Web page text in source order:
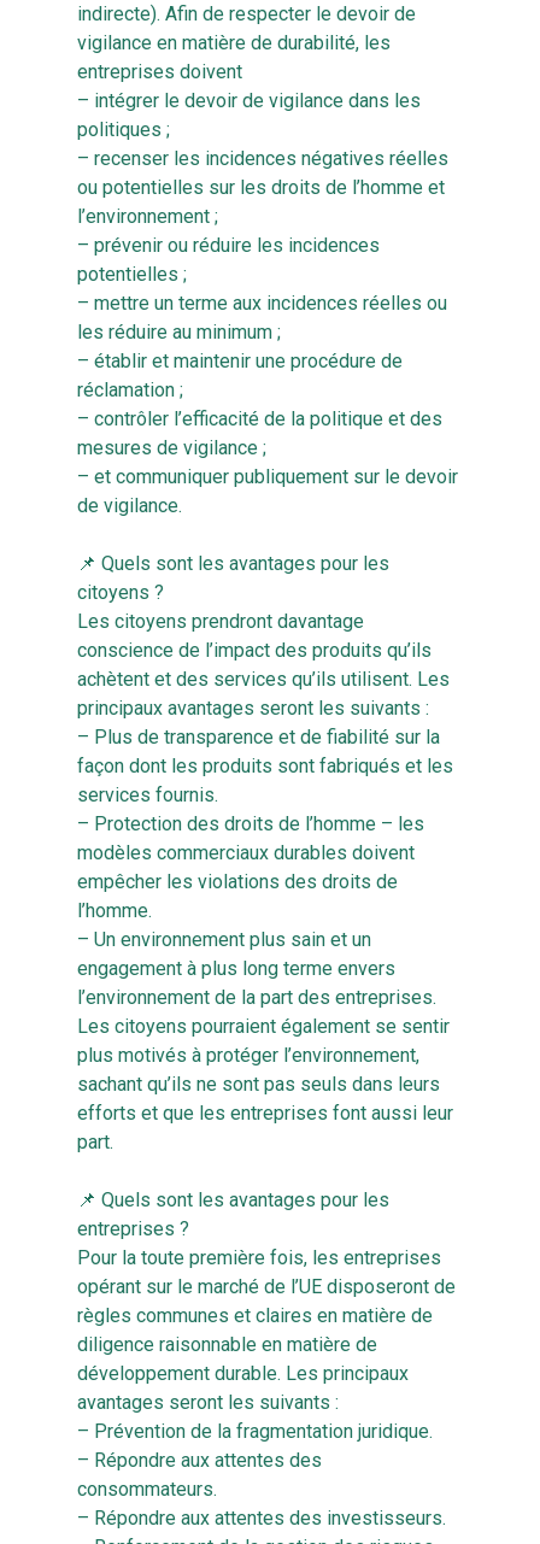
indirecte). Afin de respecter le devoir de
vigilance en matière de durabilité, les
entreprises doivent
– intégrer le devoir de vigilance dans les
politiques ;
– recenser les incidences négatives réelles
ou potentielles sur les droits de l’homme et
l’environnement ;
– prévenir ou réduire les incidences
potentielles ;
– mettre un terme aux incidences réelles ou
les réduire au minimum ;
– établir et maintenir une procédure de
réclamation ;
– contrôler l’efficacité de la politique et des
mesures de vigilance ;
– et communiquer publiquement sur le devoir
de vigilance.
📌 Quels sont les avantages pour les
citoyens ?
Les citoyens prendront davantage
conscience de l’impact des produits qu’ils
achètent et des services qu’ils utilisent. Les
principaux avantages seront les suivants :
– Plus de transparence et de fiabilité sur la
façon dont les produits sont fabriqués et les
services fournis.
– Protection des droits de l’homme – les
modèles commerciaux durables doivent
empêcher les violations des droits de
l’homme.
– Un environnement plus sain et un
engagement à plus long terme envers
l’environnement de la part des entreprises.
Les citoyens pourraient également se sentir
plus motivés à protéger l’environnement,
sachant qu’ils ne sont pas seuls dans leurs
efforts et que les entreprises font aussi leur
part.
📌 Quels sont les avantages pour les
entreprises ?
Pour la toute première fois, les entreprises
opérant sur le marché de l’UE disposeront de
règles communes et claires en matière de
diligence raisonnable en matière de
développement durable. Les principaux
avantages seront les suivants :
– Prévention de la fragmentation juridique.
– Répondre aux attentes des
consommateurs.
– Répondre aux attentes des investisseurs.